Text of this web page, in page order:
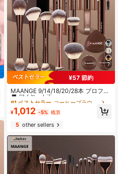
7
¥57 節約
MAANGE 9/14/18/20/28本 プロフェ
ッショナルメイクブラシセット、プ
ロフェッショナルメイクブラシ、収
納ボックス、ファンデーションブラ
シ、コントアブラシ、アイシャドウ
ベル必需品。女性へのギフト
#1 ベストセラー
コーヒーブラウン ブラシセット
高リピート率
#1 ベストセラー
高リピート率
#1 ベストセラー
高リピート率
#1 ベストセラー
高リピート率
¥1,012 -5% 概算
5other sellers